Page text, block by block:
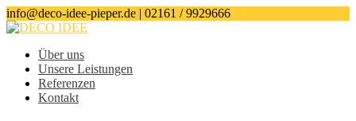
info@deco-idee-pieper.de | 02161 / 9929666
Über uns
Unsere Leistungen
Referenzen
Kontakt